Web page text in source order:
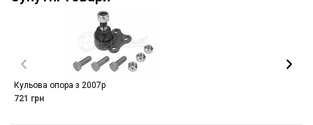
Кульова опора з 2007р
721 грн